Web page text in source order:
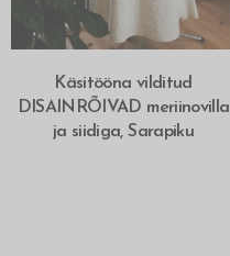
LOE ROHKEM
Käsitööna vilditud
DISAINRÕIVAD meriinovilla
ja siidiga, Sarapiku